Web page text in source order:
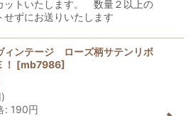
ットいたします。 数量２以上の
せずにお送りいたします
ィンテージ ローズ柄サテンリボ
[mb7986]
)
: 190円